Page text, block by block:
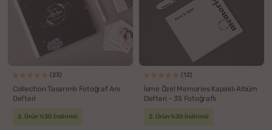
(23)
Collection Tasarımlı Fotoğraf Anı
Defteri
2. Ürün %30 İndirimli
(12)
İsme Özel Memories Kapaklı Albüm
Defteri - 35 Fotoğraflı
2. Ürün %30 İndirimli